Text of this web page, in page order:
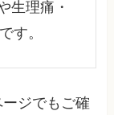
生理痛・
す。
ジでもご確